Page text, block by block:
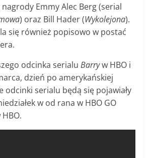
Emmy Alec Berg (serial
) oraz Bill Hader (Wykolejona).
się również popisowo w postać
odcinka serialuBarryw HBO i
dzień po amerykańskiej
odcinki serialu będą się pojawiały
w od rana w HBO GO